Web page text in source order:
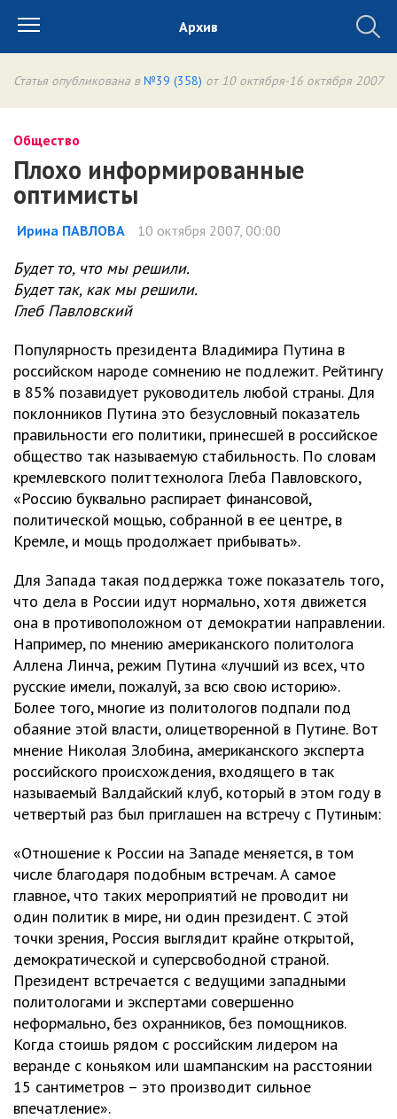
Архив
Статья опубликована в №39 (358) от 10 октября-16 октября 2007
Общество
Плохо информированные
оптимисты
Ирина ПАВЛОВА 10 октября 2007, 00:00
Будет то, что мы решили.
Будет так, как мы решили.
Глеб Павловский
Популярность президента Владимира Путина в
российском народе сомнению не подлежит. Рейтингу
в 85% позавидует руководитель любой страны. Для
поклонников Путина это безусловный показатель
правильности его политики, принесшей в российское
общество так называемую стабильность. По словам
кремлевского политтехнолога Глеба Павловского,
«Россию буквально распирает финансовой,
политической мощью, собранной в ее центре, в
Кремле, и мощь продолжает прибывать».
Для Запада такая поддержка тоже показатель того,
что дела в России идут нормально, хотя движется
она в противоположном от демократии направлении.
Например, по мнению американского политолога
Аллена Линча, режим Путина «лучший из всех, что
русские имели, пожалуй, за всю свою историю».
Более того, многие из политологов подпали под
обаяние этой власти, олицетворенной в Путине. Вот
мнение Николая Злобина, американского эксперта
российского происхождения, входящего в так
называемый Валдайский клуб, который в этом году в
четвертый раз был приглашен на встречу с Путиным:
«Отношение к России на Западе меняется, в том
числе благодаря подобным встречам. А самое
главное, что таких мероприятий не проводит ни
один политик в мире, ни один президент. С этой
точки зрения, Россия выглядит крайне открытой,
демократической и суперсвободной страной.
Президент встречается с ведущими западными
политологами и экспертами совершенно
неформально, без охранников, без помощников.
Когда стоишь рядом с российским лидером на
веранде с коньяком или шампанским на расстоянии
15 сантиметров – это производит сильное
впечатление».